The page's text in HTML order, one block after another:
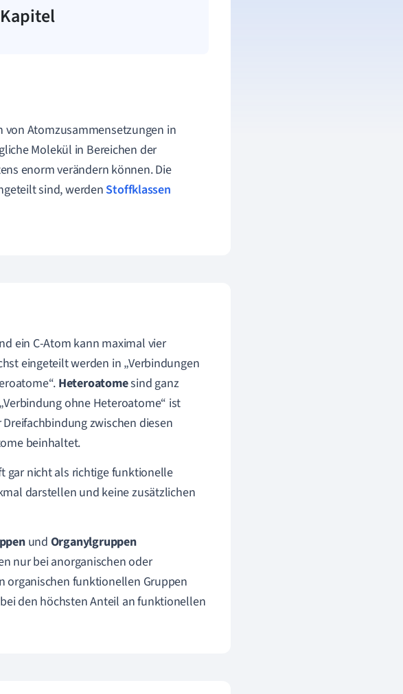
Atomzusammensetzungen in
Molekül in Bereichen der
enorm verändern können. Die
sind, werden Stoffklassen
ein C-Atom kann maximal vier
eingeteilt werden in „Verbindungen
Heteroatomesind ganz
ohne Heteroatome“ ist
zwischen diesen
beinhaltet.
gar nicht als richtige funktionelle
darstellen und keine zusätzlichen
und Organylgruppen
nur bei anorganischen oder
organischen funktionellen Gruppen
den höchsten Anteil an funktionellen